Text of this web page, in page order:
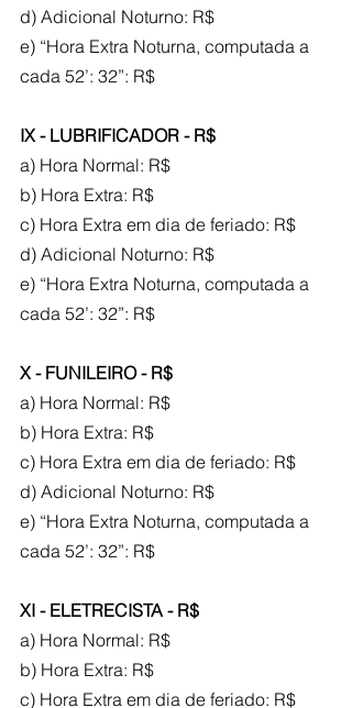
d) Adicional Noturno: R$
e) “Hora Extra Noturna, computada a
cada 52’: 32”: R$
IX - LUBRIFICADOR - R$
a) Hora Normal: R$
b) Hora Extra: R$
c) Hora Extra em dia de feriado: R$
d) Adicional Noturno: R$
e) “Hora Extra Noturna, computada a
cada 52’: 32”: R$
X - FUNILEIRO - R$
a) Hora Normal: R$
b) Hora Extra: R$
c) Hora Extra em dia de feriado: R$
d) Adicional Noturno: R$
e) “Hora Extra Noturna, computada a
cada 52’: 32”: R$
XI - ELETRECISTA - R$
a) Hora Normal: R$
b) Hora Extra: R$
c) Hora Extra em dia de feriado: R$